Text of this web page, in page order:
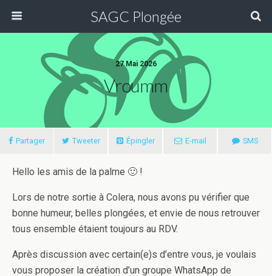
SAGC Plongée
27 Mai 2026
Vroumm
Partager Tweeter Épingler E-mail SMS
Hello les amis de la palme 🙂 !
Lors de notre sortie à Colera, nous avons pu vérifier que
bonne humeur, belles plongées, et envie de nous retrouver
tous ensemble étaient toujours au RDV.
Après discussion avec certain(e)s d’entre vous, je voulais
vous proposer la création d’un groupe WhatsApp de